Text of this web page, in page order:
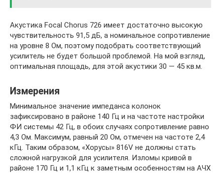
Акустика Focal Chorus 726 имеет достаточно высокую
чувствительность 91,5 дБ, а номинальное сопротивление
на уровне 8 Ом, поэтому подобрать соответствующий
усилитель не будет большой проблемой. На мой взгляд,
оптимальная площадь, для этой акустики 30 — 45 кв.м.
Измерения
Минимальное значение импеданса колонок
зафиксировано в районе 140 Гц и на частоте настройки
ФИ системы 42 Гц, в обоих случаях сопротивление равно
4,3 Ом. Максимум, равный 20 Ом, отмечен на частоте 2,4
кГц. Таким образом, «Хорусы» 816V не должны стать
сложной нагрузкой для усилителя. Изломы кривой в
районе 170 Гц и 1,1 кГц к заметным особенностям на АЧХ